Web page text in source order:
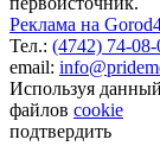
Реклама на
Тел.: (4742) 74-08-
email:
Используя
файлов cookie
подтвердить